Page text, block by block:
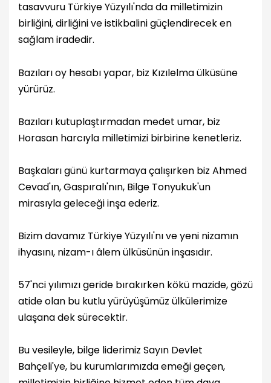
tasavvuru Türkiye Yüzyılı'nda da milletimizin
birliğini, dirliğini ve istikbalini güçlendirecek en
sağlam iradedir.
Bazıları oy hesabı yapar, biz Kızılelma ülküsüne
yürürüz.
Bazıları kutuplaştırmadan medet umar, biz
Horasan harcıyla milletimizi birbirine kenetleriz.
Başkaları günü kurtarmaya çalışırken biz Ahmed
Cevad'ın, Gaspıralı'nın, Bilge Tonyukuk'un
mirasıyla geleceği inşa ederiz.
Bizim davamız Türkiye Yüzyılı'nı ve yeni nizamın
ihyasını, nizam-ı âlem ülküsünün inşasıdır.
57'nci yılımızı geride bırakırken kökü mazide, gözü
atide olan bu kutlu yürüyüşümüz ülkülerimize
ulaşana dek sürecektir.
Bu vesileyle, bilge liderimiz Sayın Devlet
Bahçeli'ye, bu kurumlarımızda emeği geçen,